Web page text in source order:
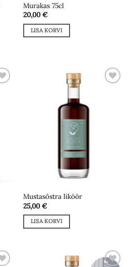
Murakas 75cl
20,00€
LISA KORVI
Mustasõstra liköör
25,00€
LISA KORVI